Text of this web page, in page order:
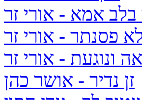
בלב אמא - אורי זר
פסנתר - אורי זר
ונוגעת - אורי זר
זן נדיר - אושר כהן